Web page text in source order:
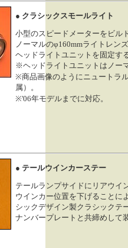
● クラシックスモールライト
小型のスピードメーターをビル
ノーマルのφ160mmライトレン
ヘッドライトユニットを固定す
※ヘッドライトユニットはノー
※商品画像のようにニュートラ
属）。
※'06年モデルまでに対応。
● テールウインカーステー
テールランプサイドにリアウイ
ウインカー位置を下げることに
シックデザイン製クラシックテ
ナンバープレートと共締めして